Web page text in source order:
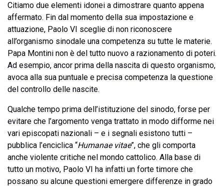
Citiamo due elementi idonei a dimostrare quanto appena
affermato. Fin dal momento della sua impostazione e
attuazione, Paolo VI sceglie di non riconoscere
all’organismo sinodale una competenza su tutte le materie.
Papa Montini non è del tutto nuovo a razionamento di poteri.
Ad esempio, ancor prima della nascita di questo organismo,
avoca alla sua puntuale e precisa competenza la questione
del controllo delle nascite.
Qualche tempo prima dell’istituzione del sinodo, forse per
evitare che l’argomento venga trattato in modo difforme nei
vari episcopati nazionali – e i segnali esistono tutti –
pubblica l’enciclica “Humanae vitae”, che gli comporta
anche violente critiche nel mondo cattolico. Alla base di
tutto un motivo, Paolo VI ha infatti un forte timore che
possano su alcune questioni emergere differenze in grado